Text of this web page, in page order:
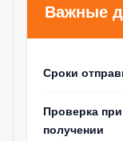
Важные
Сроки
Проверка при
получении